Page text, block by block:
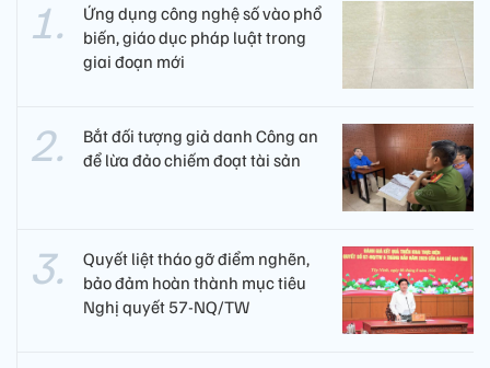
Ứng dụng công nghệ số vào phổ
biến, giáo dục pháp luật trong
giai đoạn mới
Bắt đối tượng giả danh Công an
để lừa đảo chiếm đoạt tài sản
Quyết liệt tháo gỡ điểm nghẽn,
bảo đảm hoàn thành mục tiêu
Nghị quyết 57-NQ/TW